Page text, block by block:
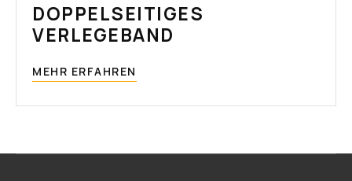
DOPPELSEITIGES
VERLEGEBAND
MEHR ERFAHREN